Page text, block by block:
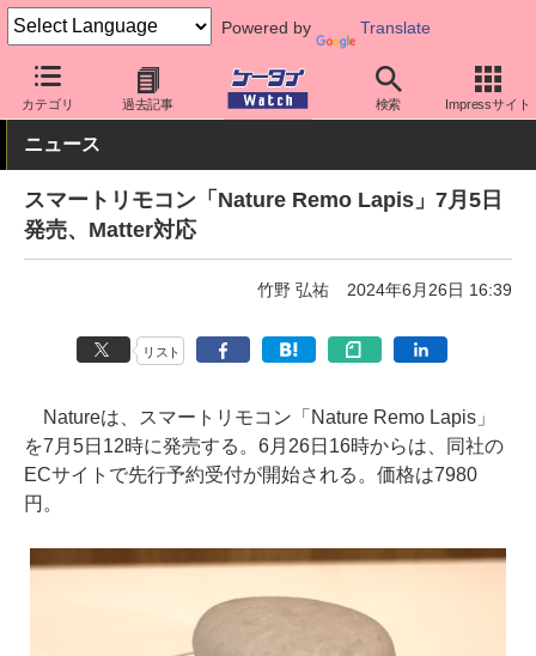
Powered by Translate
カテゴリ 過去記事 検索 Impressサイト
ケータイ Watch 周辺機器/アクセサリー テレワーク/在宅勤務
ニュース
スマートリモコン「Nature Remo Lapis」7月5日
発売、Matter対応
竹野 弘祐 2024年6月26日 16:39
リスト
Natureは、スマートリモコン「Nature Remo Lapis」
を7月5日12時に発売する。6月26日16時からは、同社の
ECサイトで先行予約受付が開始される。価格は7980
円。